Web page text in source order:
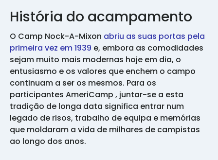
História do acampamento
O Camp Nock-A-Mixon abriu as suas portas pela
primeira vez em 1939 e, embora as comodidades
sejam muito mais modernas hoje em dia, o
entusiasmo e os valores que enchem o campo
continuam a ser os mesmos. Para os
participantes AmeriCamp , juntar-se a esta
tradição de longa data significa entrar num
legado de risos, trabalho de equipa e memórias
que moldaram a vida de milhares de campistas
ao longo dos anos.